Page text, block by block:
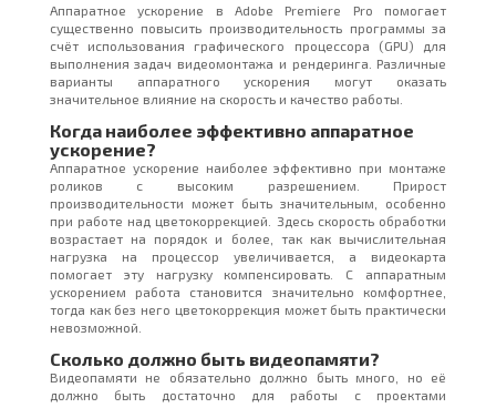
Аппаратное ускорение в Adobe Premiere Pro помогает
существенно повысить производительность программы за
счёт использования графического процессора (GPU) для
выполнения задач видеомонтажа и рендеринга. Различные
варианты аппаратного ускорения могут оказать
значительное влияние на скорость и качество работы.
Когда наиболее эффективно аппаратное
ускорение?
Аппаратное ускорение наиболее эффективно при монтаже
роликов с высоким разрешением. Прирост
производительности может быть значительным, особенно
при работе над цветокоррекцией. Здесь скорость обработки
возрастает на порядок и более, так как вычислительная
нагрузка на процессор увеличивается, а видеокарта
помогает эту нагрузку компенсировать. С аппаратным
ускорением работа становится значительно комфортнее,
тогда как без него цветокоррекция может быть практически
невозможной.
Сколько должно быть видеопамяти?
Видеопамяти не обязательно должно быть много, но её
должно быть достаточно для работы с проектами